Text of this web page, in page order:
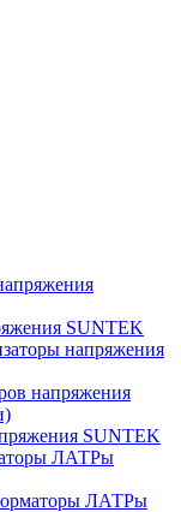
SUNTEK
напряжения
напряжения
SUNTEK
ЛАТРы
ЛАТРы